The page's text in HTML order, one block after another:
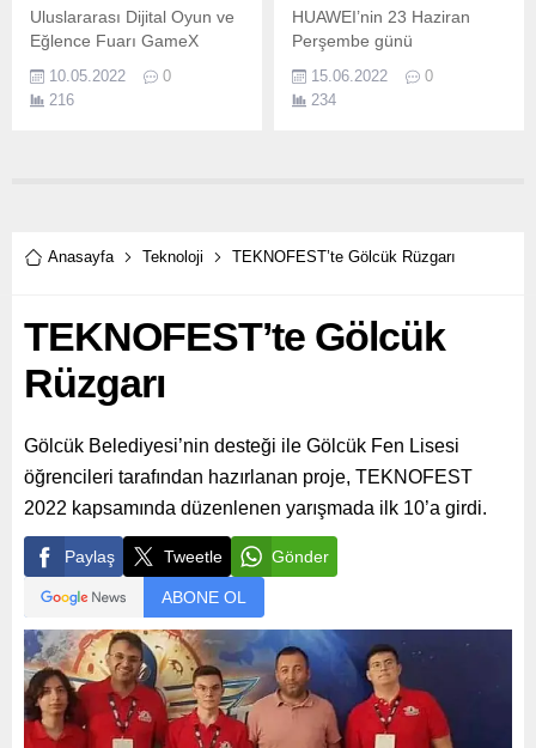
Uluslararası Dijital Oyun ve
Eğlence Fuarı GameX
TÜYAP İstanbul’da! Doğu
Avrupa, Orta Doğu ve Afrika
Fuar ve Kongre
10.05.2022
0
216
HUAWEI’nin 23 Haziran
Perşembe günü
ürün lansmanı öncesinde
HUAWEI Online Mağaza’ya
15.06.2022
0
234
Anasayfa Teknoloji TEKNOFEST’te Gölcük Rüzgarı
TEKNOFEST’te Gölcük
Rüzgarı
Gölcük Belediyesi’nin desteği ile Gölcük Fen Lisesi
öğrencileri tarafından hazırlanan proje, TEKNOFEST
2022 kapsamında düzenlenen yarışmada ilk 10’a girdi.
Paylaş Tweetle Gönder
ABONE OL